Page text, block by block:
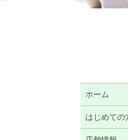
ホーム
はじめての